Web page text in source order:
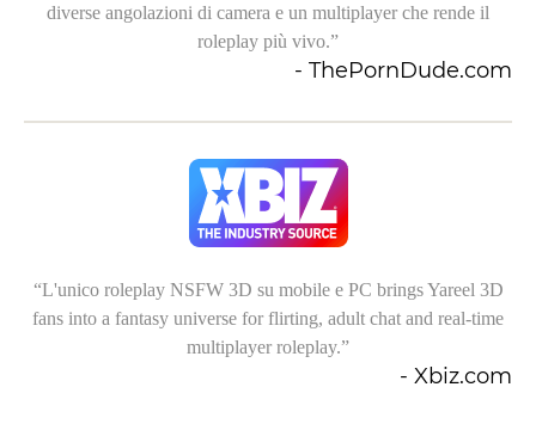
diverse angolazioni di camera e un multiplayer che rende il
roleplay più vivo.”
- ThePornDude.com
“L'unico roleplay NSFW 3D su mobile e PC brings Yareel 3D
fans into a fantasy universe for flirting, adult chat and real-time
multiplayer roleplay.”
- Xbiz.com